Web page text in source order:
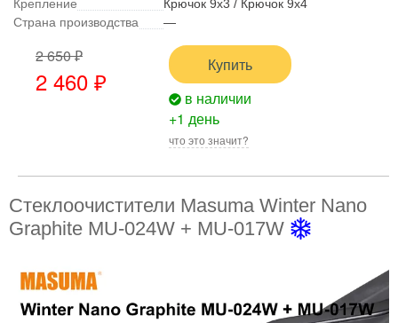
Крепление
Крючок 9x3 / Крючок 9x4
Страна производства
—
2 650 ₽
2 460 ₽
Купить
в наличии
+1 день
что это значит?
Стеклоочистители Masuma Winter Nano
Graphite MU-024W + MU-017W